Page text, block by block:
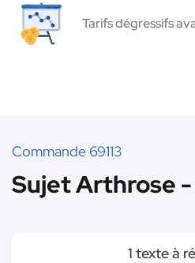
Tarifs dégressifs
Commande 69113
Sujet Arthrose
1 texte à